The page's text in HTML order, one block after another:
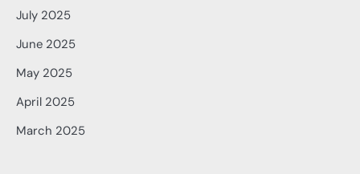
July 2025
June 2025
May 2025
April 2025
March 2025